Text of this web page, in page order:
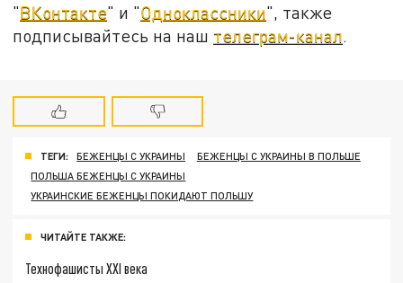
"ВКонтакте" и "Одноклассники", также
подписывайтесь на наш телеграм-канал.
ТЕГИ: БЕЖЕНЦЫ С УКРАИНЫ
БЕЖЕНЦЫ С УКРАИНЫ В ПОЛЬШЕ
ПОЛЬША БЕЖЕНЦЫ С УКРАИНЫ
УКРАИНСКИЕ БЕЖЕНЦЫ ПОКИДАЮТ ПОЛЬШУ
ЧИТАЙТЕ ТАКЖЕ:
Технофашисты XXI века